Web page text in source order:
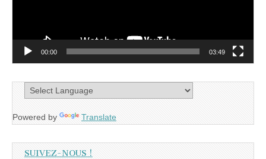
00:00 03:49
Powered by Translate
SUIVEZ-NOUS !